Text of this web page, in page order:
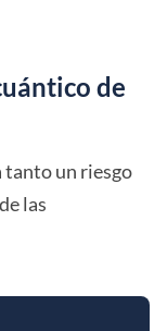
de
tanto un riesgo
las